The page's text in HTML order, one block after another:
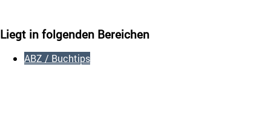
Liegt in folgenden Bereichen
ABZ / Buchtips